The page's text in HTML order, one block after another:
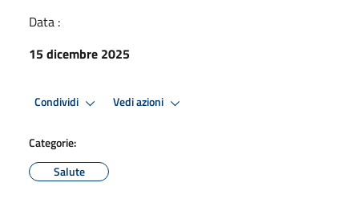
Data :
15 dicembre 2025
Condividi Vedi azioni
Categorie:
Salute